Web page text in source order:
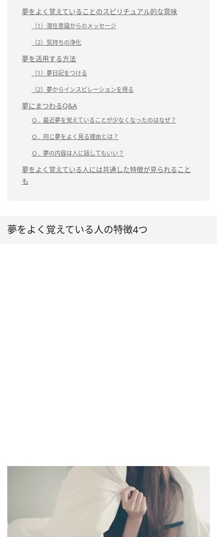
夢をよく覚えていることのスピリチュアル的な意味
（1）潜在意識からのメッセージ
（2）気持ちの浄化
夢を活用する方法
（1）夢日記をつける
（2）夢からインスピレーションを得る
夢にまつわるQ&A
Ｑ．最近夢を覚えていることが少なくなったのはなぜ？
Ｑ．同じ夢をよく見る理由とは？
Ｑ．夢の内容は人に話してもいい？
夢をよく覚えている人には共通した特徴が見られること
も
夢をよく覚えている人の特徴4つ